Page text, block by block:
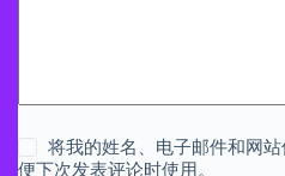
将我的姓名、电子邮件和网
便下次发表评论时使用。